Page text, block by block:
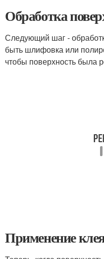
Обработка
Следующий шаг -
быть шлифовка или
чтобы поверхность была
Применение